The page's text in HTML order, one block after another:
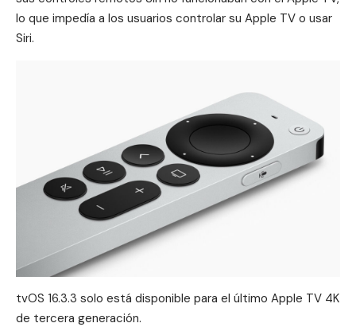
lo que impedía a los usuarios controlar su Apple TV o usar
Siri.
tvOS 16.3.3 solo está disponible para el último Apple TV 4K
de tercera generación.